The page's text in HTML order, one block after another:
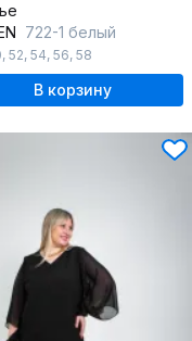
722-1 белый
, 52, 54, 56, 58
В корзину